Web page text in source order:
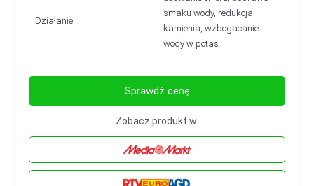
Działanie:
smaku wody, redukcja
kamienia, wzbogacanie
wody w potas
Sprawdź cenę
Zobacz produkt w: